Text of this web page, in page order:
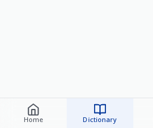
Home Dictionary